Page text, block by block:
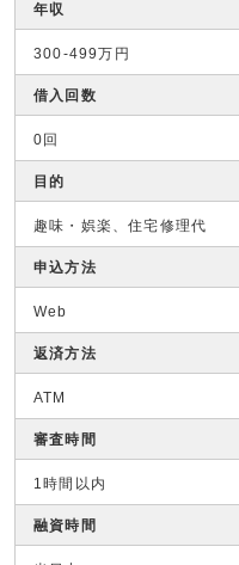
年収
300-499万円
借入回数
0回
目的
趣味・娯楽、住宅修理代
申込方法
Web
返済方法
ATM
審査時間
1時間以内
融資時間